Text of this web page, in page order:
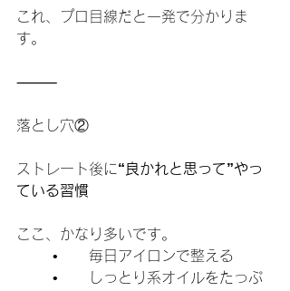
これ、プロ目線だと一発で分かりま
す。
⸻
落とし穴②
ストレート後に“良かれと思って”やっ
ている習慣
ここ、かなり多いです。
	•	毎日アイロンで整える